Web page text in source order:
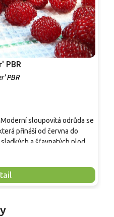
PBR
PBR
sloupovitá odrůda se
přináší od června do
a šťavnatých plodů.
habitus bez
vitalita z něj dělají